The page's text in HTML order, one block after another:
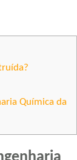
Química da